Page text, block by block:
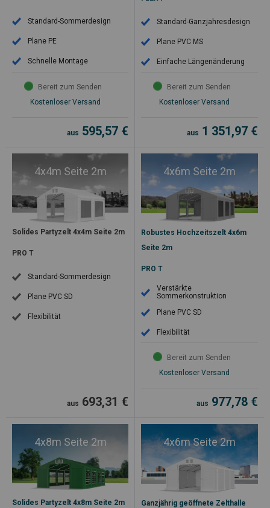
Standard-Sommerdesign
Plane PE
Schnelle Montage
Bereit zum Senden
Kostenloser Versand
aus 595,57 €
Standard-Ganzjahresdesign
Plane PVC MS
Einfache Längenänderung
Bereit zum Senden
Kostenloser Versand
aus 1 351,97 €
4x4m Seite 2m
Solides Partyzelt 4x4m Seite 2m
PRO T
Standard-Sommerdesign
Plane PVC SD
Flexibilität
aus 693,31 €
4x6m Seite 2m
Robustes Hochzeitszelt 4x6m
Seite 2m
PRO T
Verstärkte
Sommerkonstruktion
Plane PVC SD
Flexibilität
Bereit zum Senden
Kostenloser Versand
aus 977,78 €
4x8m Seite 2m
Solides Partyzelt 4x8m Seite 2m
4x6m Seite 2m
Ganzjährig geöffnete Zelthalle